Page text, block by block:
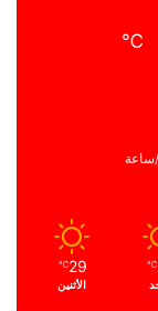
℃
℃
29
℃
الأثنين